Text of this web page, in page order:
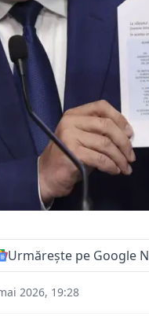
Urmărește pe Google
2026, 19:28